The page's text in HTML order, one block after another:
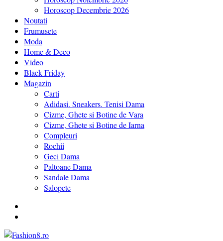
Horoscop Decembrie 2026
Noutati
Frumusete
Moda
Home & Deco
Video
Black Friday
Magazin
Carti
Adidasi. Sneakers. Tenisi Dama
Cizme, Ghete si Botine de Vara
Cizme, Ghete si Botine de Iarna
Compleuri
Rochii
Geci Dama
Paltoane Dama
Sandale Dama
Salopete